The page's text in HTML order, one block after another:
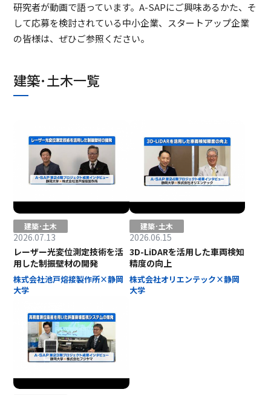
研究者が動画で語っています。A-SAPにご興味あるかた、そ
して応募を検討されている中小企業、スタートアップ企業
の皆様は、ぜひご参照ください。
建築･土木一覧
建築･土木
2026.07.13
レーザー光変位測定技術を活
用した制振壁材の開発
株式会社池戸熔接製作所×静岡
大学
建築･土木
2026.06.15
3D-LiDARを活用した車両検知
精度の向上
株式会社オリエンテック×静岡
大学